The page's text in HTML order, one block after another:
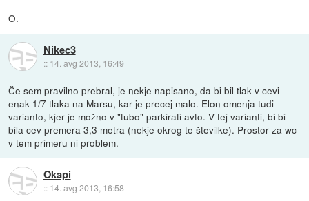
O.
Nikec3
:: 14. avg 2013, 16:49
Če sem pravilno prebral, je nekje napisano, da bi bil tlak v cevi
enak 1/7 tlaka na Marsu, kar je precej malo. Elon omenja tudi
varianto, kjer je možno v "tubo" parkirati avto. V tej varianti, bi bi
bila cev premera 3,3 metra (nekje okrog te številke). Prostor za wc
v tem primeru ni problem.
Okapi
:: 14. avg 2013, 16:58